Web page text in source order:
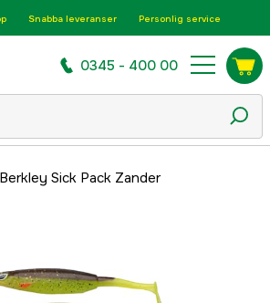
Snabba leveranser Personlig service
0345 - 400 00
Berkley Sick Pack Zander